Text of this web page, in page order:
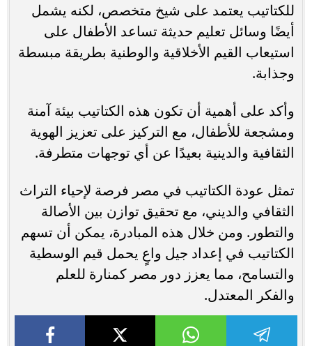
للكتاتيب يعتمد على شيخ متخصص، لكنه يشمل
أيضًا وسائل تعليم حديثة تساعد الأطفال على
استيعاب القيم الأخلاقية والوطنية بطريقة مبسطة
وجذابة.
وأكد على أهمية أن تكون هذه الكتاتيب بيئة آمنة
ومشجعة للأطفال، مع التركيز على تعزيز الهوية
الثقافية والدينية بعيدًا عن أي توجهات متطرفة.
تمثل عودة الكتاتيب في مصر فرصة لإحياء التراث
الثقافي والديني، مع تحقيق توازن بين الأصالة
والتطور. ومن خلال هذه المبادرة، يمكن أن تسهم
الكتاتيب في إعداد جيل واعٍ يحمل قيم الوسطية
والتسامح، مما يعزز دور مصر كمنارة للعلم
والفكر المعتدل.